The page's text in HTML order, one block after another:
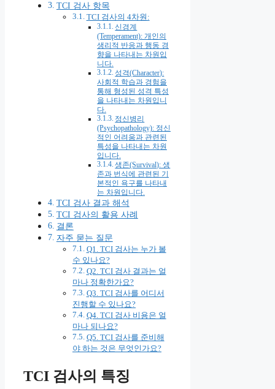
TCI 검사 항목
TCI 검사의 4차원:
신경계
(Temperament): 개인의
생리적 반응과 행동 경
향을 나타내는 차원입
니다.
성격(Character):
사회적 학습과 경험을
통해 형성된 성격 특성
을 나타내는 차원입니
다.
정신병리
(Psychopathology): 정신
적인 어려움과 관련된
특성을 나타내는 차원
입니다.
생존(Survival): 생
존과 번식에 관련된 기
본적인 욕구를 나타내
는 차원입니다.
TCI 검사 결과 해석
TCI 검사의 활용 사례
결론
자주 묻는 질문
Q1. TCI 검사는 누가 볼
수 있나요?
Q2. TCI 검사 결과는 얼
마나 정확한가요?
Q3. TCI 검사를 어디서
진행할 수 있나요?
Q4. TCI 검사 비용은 얼
마나 되나요?
Q5. TCI 검사를 준비해
야 하는 것은 무엇인가요?
TCI 검사의 특징